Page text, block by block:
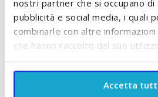
nostri partner che si occupano di
pubblicità e social media, i quali
combinarle con altre
che hanno raccolto dal suo
Accetta